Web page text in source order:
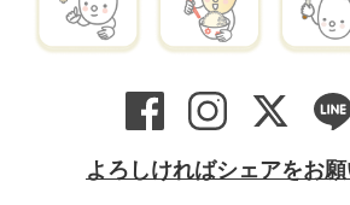
よろしければシェアをお願